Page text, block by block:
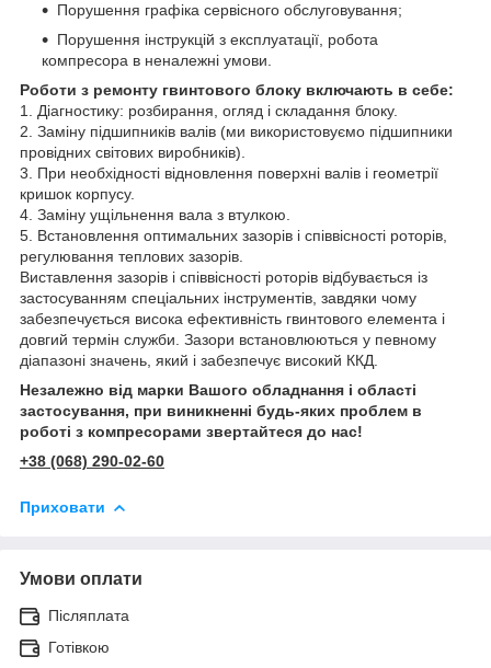
Порушення графіка сервісного обслуговування;
Порушення інструкцій з експлуатації, робота
компресора в неналежні умови.
Роботи з ремонту гвинтового блоку включають в себе:
1. Діагностику: розбирання, огляд і складання блоку.
2. Заміну підшипників валів (ми використовуємо підшипники
провідних світових виробників).
3. При необхідності відновлення поверхні валів і геометрії
кришок корпусу.
4. Заміну ущільнення вала з втулкою.
5. Встановлення оптимальних зазорів і співвісності роторів,
регулювання теплових зазорів.
Виставлення зазорів і співвісності роторів відбувається із
застосуванням спеціальних інструментів, завдяки чому
забезпечується висока ефективність гвинтового елемента і
довгий термін служби. Зазори встановлюються у певному
діапазоні значень, який і забезпечує високий ККД.
Незалежно від марки Вашого обладнання і області
застосування, при виникненні будь-яких проблем в
роботі з компресорами звертайтеся до нас!
+38 (068) 290-02-60
Приховати
Умови оплати
Післяплата
Готівкою